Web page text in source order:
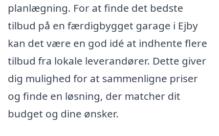
planlægning. For at finde det bedste
tilbud på en færdigbygget garage i Ejby
kan det være en god idé at indhente flere
tilbud fra lokale leverandører. Dette giver
dig mulighed for at sammenligne priser
og finde en løsning, der matcher dit
budget og dine ønsker.